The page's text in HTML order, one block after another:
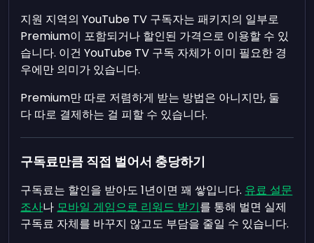
지원 지역의 YouTube TV 구독자는 패키지의 일부로
Premium이 포함되거나 할인된 가격으로 이용할 수 있
습니다. 이건 YouTube TV 구독 자체가 이미 필요한 경
우에만 의미가 있습니다.
Premium만 따로 저렴하게 받는 방법은 아니지만, 둘
다 따로 결제하는 걸 피할 수 있습니다.
구독료만큼 직접 벌어서 충당하기
구독료는 할인을 받아도 1년이면 꽤 쌓입니다. 유료 설문
조사나 모바일 게임으로 리워드 받기를 통해 벌면 실제
구독료 자체를 바꾸지 않고도 부담을 줄일 수 있습니다.